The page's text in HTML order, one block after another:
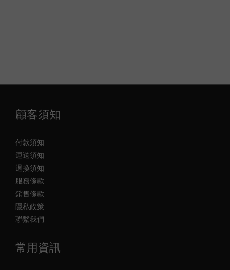
顧客須知
付款須知
運送須知
退換須知
服務條款
銷售條款
隱私政策
聯繫我們
常用資訊